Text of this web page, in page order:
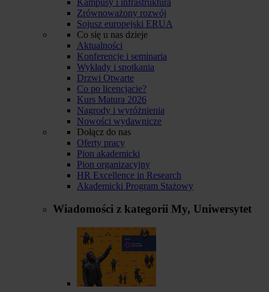
Zrównoważony rozwój
Sojusz europejski ERUA
Co się u nas dzieje
Aktualności
Konferencje i seminaria
Wykłady i spotkania
Drzwi Otwarte
Co po licencjacie?
Kurs Matura 2026
Nagrody i wyróżnienia
Nowości wydawnicze
Dołącz do nas
Oferty pracy
Pion akademicki
Pion organizacyjny
HR Excellence in Research
Akademicki Program Stażowy
Wiadomości z kategorii My, Uniwersytet